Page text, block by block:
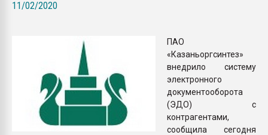
11/02/2020
ПАО
«Казаньоргсинтез»
внедрило систему
электронного
документооборота
(ЭДО) с
контрагентами,
сообщила сегодня